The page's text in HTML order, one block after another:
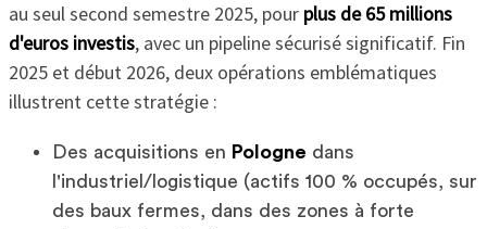
au seul second semestre 2025, pour plus de 65 millions
d'euros investis, avec un pipeline sécurisé significatif. Fin
2025 et début 2026, deux opérations emblématiques
illustrent cette stratégie :
Des acquisitions en Pologne dans
l'industriel/logistique (actifs 100 % occupés, sur
des baux fermes, dans des zones à forte